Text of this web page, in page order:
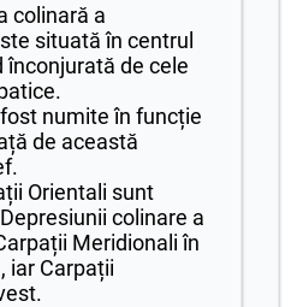
colinară a
situată în centrul
înconjurată de cele
numite în funcție
de această
Orientali sunt
colinare a
Meridionali în
iar Carpații